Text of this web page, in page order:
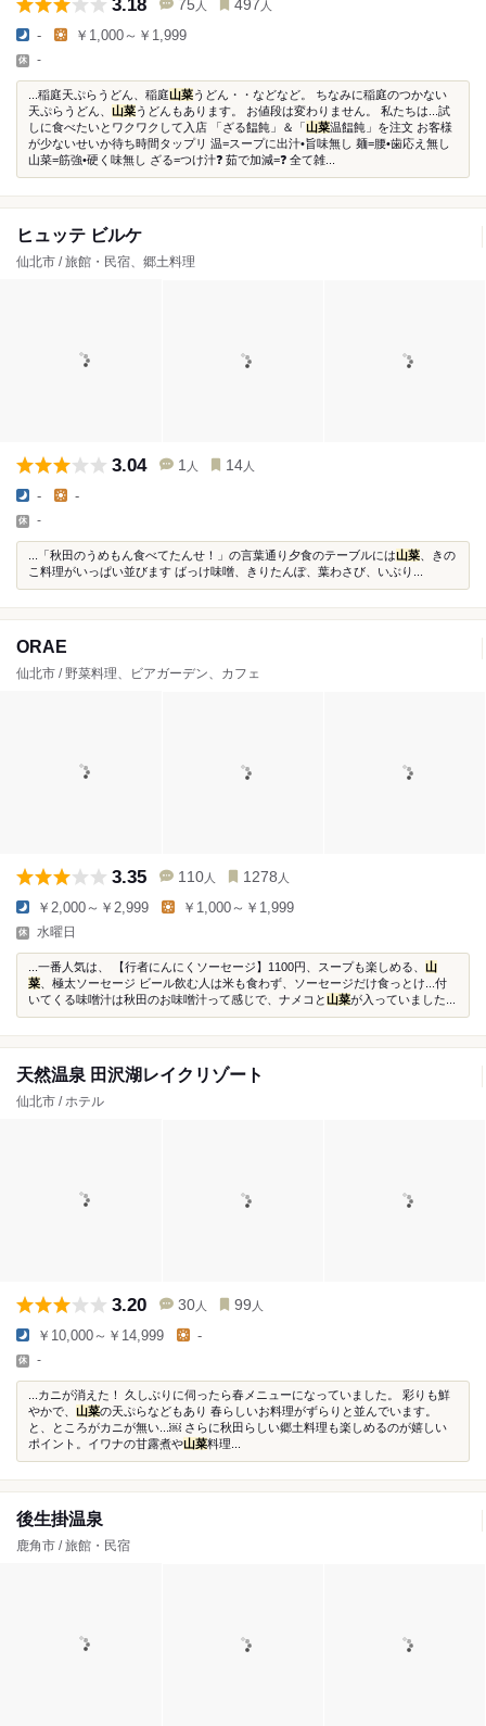
3.18 75 人 497 人
- ￥1,000～￥1,999
-
...稲庭天ぷらうどん、稲庭山菜うどん・・などなど。 ちなみに稲庭のつかない
天ぷらうどん、 山菜うどんもあります。 お値段は変わりません。 私たちは...試
しに食べたいとワクワクして入店 「ざる饂飩」＆「 山菜温饂飩」を注文 お客様
が少ないせいか待ち時間タップリ 温=スープに出汁•旨味無し 麺=腰•歯応え無し
山菜=筋強•硬く味無し ざる=つけ汁❓ 茹で加減=❓ 全て雑...
ヒュッテ ビルケ
仙北市 / 旅館・民宿、郷土料理
3.04 1 人 14 人
- -
-
...「秋田のうめもん食べてたんせ！」の言葉通り夕食のテーブルには山菜 、きの
こ料理がいっぱい並びます ばっけ味噌、きりたんぽ、葉わさび、いぶり...
ORAE
仙北市 / 野菜料理、ビアガーデン、カフェ
3.35 110 人 1278 人
￥2,000～￥2,999 ￥1,000～￥1,999
水曜日
...一番人気は、 【行者にんにくソーセージ】1100円、スープも楽しめる、 山
菜 、極太ソーセージ ビール飲む人は米も食わず、ソーセージだけ食っとけ...付
いてくる味噌汁は秋田のお味噌汁って感じで、ナメコと山菜が入っていました...
天然温泉 田沢湖レイクリゾート
仙北市 / ホテル
3.20 30 人 99 人
￥10,000～￥14,999 -
-
...カニが消えた！ 久しぶりに伺ったら春メニューになっていました。 彩りも鮮
やかで、 山菜の天ぷらなどもあり 春らしいお料理がずらりと並んでいます。
と、ところがカニが無い...￼ さらに秋田らしい郷土料理も楽しめるのが嬉しい
ポイント。イワナの甘露煮や山菜料理...
後生掛温泉
鹿角市 / 旅館・民宿